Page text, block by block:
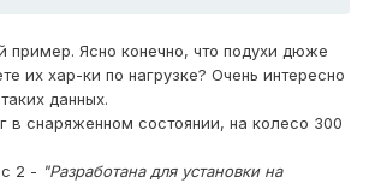
пример. Ясно конечно, что подухи дюже
их хар-ки по нагрузке? Очень интересно
данных.
в снаряженном состоянии, на колесо 300
2 - "Разработана для установки на